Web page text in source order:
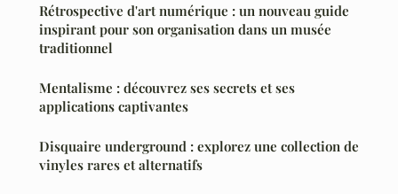
Rétrospective d'art numérique : un nouveau guide
inspirant pour son organisation dans un musée
traditionnel
Mentalisme : découvrez ses secrets et ses
applications captivantes
Disquaire underground : explorez une collection de
vinyles rares et alternatifs